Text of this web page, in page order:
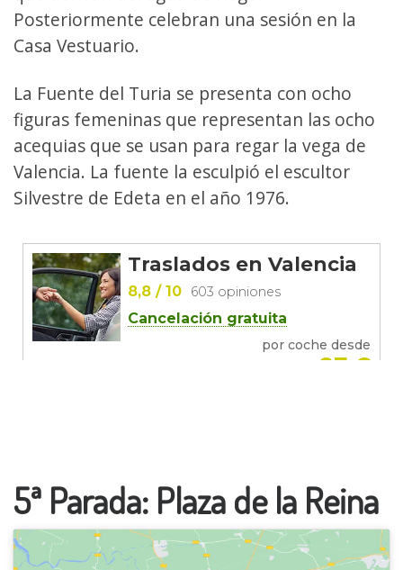
Posteriormente celebran una sesión en la
Casa Vestuario.
La Fuente del Turia se presenta con ocho
figuras femeninas que representan las ocho
acequias que se usan para regar la vega de
Valencia. La fuente la esculpió el escultor
Silvestre de Edeta en el año 1976.
5ª Parada: Plaza de la Reina